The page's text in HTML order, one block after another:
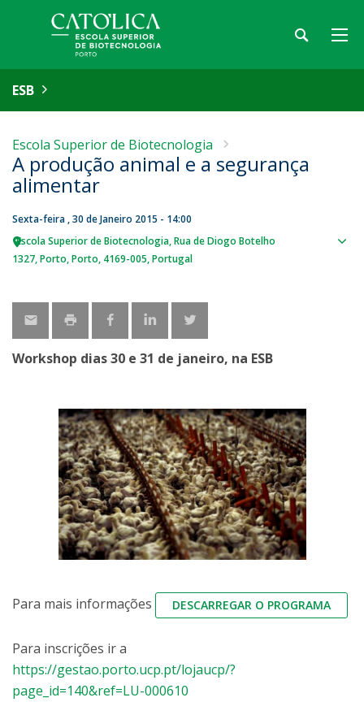
ESB
Escola Superior de Biotecnologia
A produção animal e a segurança
alimentar
Sexta-feira , 30 de Janeiro 2015 - 14:00
Escola Superior de Biotecnologia Rua de Diogo Botelho
1327 Porto Porto 4169-005 Portugal
Workshop dias 30 e 31 de janeiro, na ESB
Para mais informações DESCARREGAR O PROGRAMA
Para inscrições ir a
https://gestao.porto.ucp.pt/lojaucp/?
page_id=140&ref=LU-000610